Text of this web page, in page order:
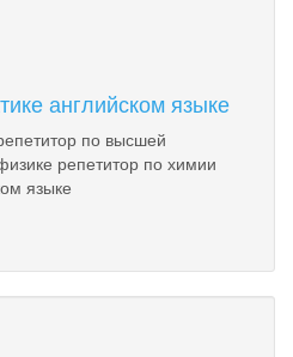
английском языке
по высшей
репетитор по химии
языке